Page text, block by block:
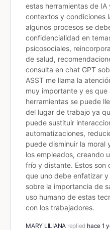
estas herramientas de
contextos y condiciones
algunos procesos se
confidencialidad en
psicosociales,
de salud,
consulta en chat GPT
ASST me llama la
muy importante y es
herramientas se puede
del lugar de trabajo ya
puede sustituir
automatizaciones,
puede disminuir la moral
los empleados, creando
frío y distante. Estos son
que uno debe enfatizar
sobre la importancia de
uso humano de estas
con los trabajadores.
MARY LILIANA replied hace 1